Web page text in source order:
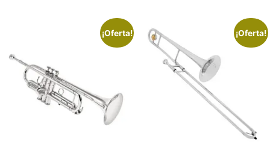
¡Oferta! ¡Oferta!